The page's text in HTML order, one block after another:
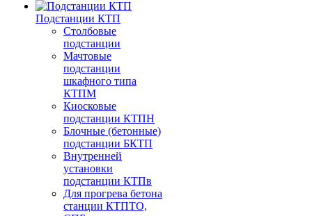
Подстанции КТП
Столбовые
подстанции
Мачтовые
подстанции
шкафного типа
КТПМ
Киосковые
подстанции КТПН
Блочные (бетонные)
подстанции БКТП
Внутренней
установки
подстанции КТПв
Для прогрева бетона
станции КТПТО,